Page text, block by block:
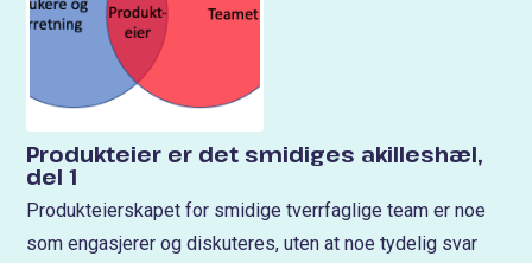
Produkteier er det smidiges akilleshæl,
del 1
Produkteierskapet for smidige tverrfaglige team er noe
som engasjerer og diskuteres, uten at noe tydelig svar